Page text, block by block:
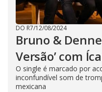
DO R7/12/08/2024
Bruno &
Versão’ com
O single é marcado por
inconfundível som de
mexicana